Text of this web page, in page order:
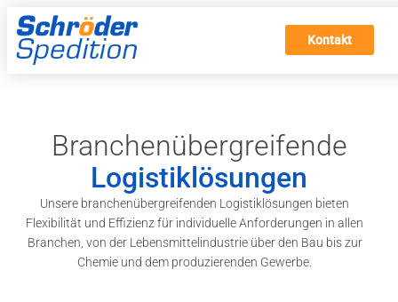
Kontakt
Branchenübergreifende
Logistiklösungen
Unsere branchenübergreifenden Logistiklösungen bieten
Flexibilität und Effizienz für individuelle Anforderungen in allen
Branchen, von der Lebensmittelindustrie über den Bau bis zur
Chemie und dem produzierenden Gewerbe.